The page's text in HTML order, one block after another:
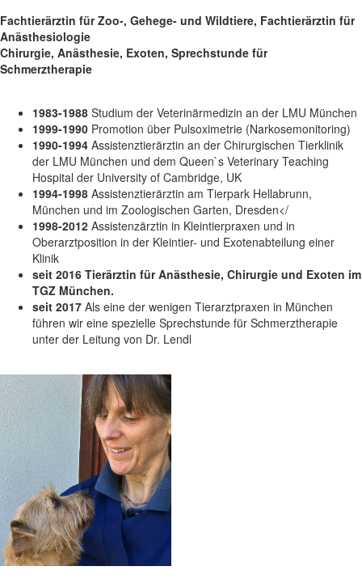
Fachtierärztin für Zoo-, Gehege- und Wildtiere, Fachtierärztin für
Anästhesiologie
Chirurgie, Anästhesie, Exoten, Sprechstunde für
Schmerztherapie
1983-1988 Studium der Veterinärmedizin an der LMU München
1999-1990 Promotion über Pulsoximetrie (Narkosemonitoring)
1990-1994 Assistenztierärztin an der Chirurgischen Tierklinik
der LMU München und dem Queen`s Veterinary Teaching
Hospital der University of Cambridge, UK
1994-1998 Assistenztierärztin am Tierpark Hellabrunn,
München und im Zoologischen Garten, Dresden</
1998-2012 Assistenzärztin in Kleintierpraxen und in
Oberarztposition in der Kleintier- und Exotenabteilung einer
Klinik
seit 2016 Tierärztin für Anästhesie, Chirurgie und Exoten im
TGZ München.
seit 2017 Als eine der wenigen Tierarztpraxen in München
führen wir eine spezielle Sprechstunde für Schmerztherapie
unter der Leitung von Dr. Lendl